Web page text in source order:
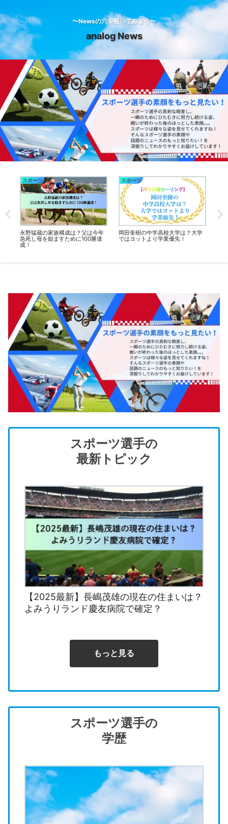
〜Newsの穴を覗いてみよう〜
analog News
スポーツ
永野猛蔵の家族構成は？父は今年
急死し母を励ますために100勝達
成！
スポーツ
岡田奎樹の中学高校大学は？大学
ではヨットより学業優先！
スポーツ選手の
最新トピック
【2025最新】長嶋茂雄の現在の住まいは？
よみうりランド慶友病院で確定？
もっと見る
スポーツ選手の
学歴